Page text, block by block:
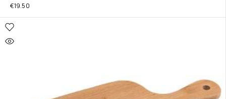
€19.50